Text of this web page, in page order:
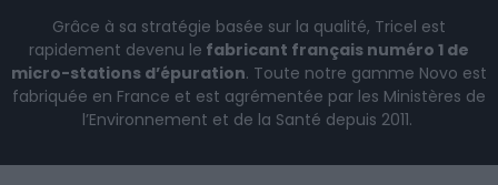
Grâce à sa stratégie basée sur la qualité, Tricel est
rapidement devenu le fabricant français numéro 1 de
micro-stations d’épuration. Toute notre gamme Novo est
fabriquée en France et est agrémentée par les Ministères de
l’Environnement et de la Santé depuis 2011.